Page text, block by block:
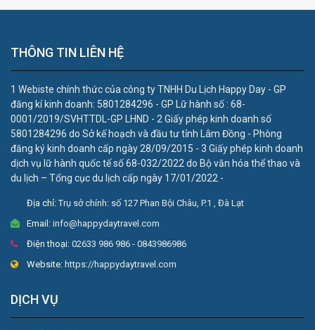
THÔNG TIN LIÊN HỆ
1 Webiste chính thức của công ty TNHH Du Lịch Happy Day - GP
đăng kí kinh doanh: 5801284296 - GP Lữ hành số : 68-
0001/2019/SVHTTDL-GP LHND - 2 Giấy phép kinh doanh số
5801284296 do Sở kế hoạch và đầu tư tỉnh Lâm Đồng - Phòng
đăng ký kinh doanh cấp ngày 28/09/2015 - 3 Giấy phép kinh doanh
dịch vụ lữ hành quốc tế số 68-032/2022 do Bộ văn hóa thể thao và
du lịch – Tổng cục du lịch cấp ngày 17/01/2022 -
Địa chỉ:Trụ sở chính: số 127 Phan Bội Châu, P.1 , Đà Lạt
Email: info@happydaytravel.com
Điện thoại: 02633 986 986 - 0843986986
Website: https://happydaytravel.com
DỊCH VỤ